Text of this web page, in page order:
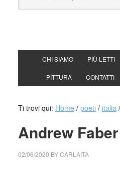
CHI SIAMO PIÙ LETTI
PITTURA CONTATTI
Ti trovi qui: Home / poeti / italia /
Andrew
02/06/2020 BYCARLAITA